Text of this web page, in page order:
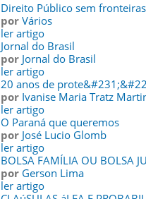
Direito Público sem fronteiras
por Vários
ler artigo
Jornal do Brasil
por Jornal do Brasil
ler artigo
20 anos de
por Ivanise Maria Tratz
ler artigo
O Paraná que queremos
por José Lucio Glomb
ler artigo
BOLSA FAMÍLIA OU BOLSA
por Gerson Lima
ler artigo